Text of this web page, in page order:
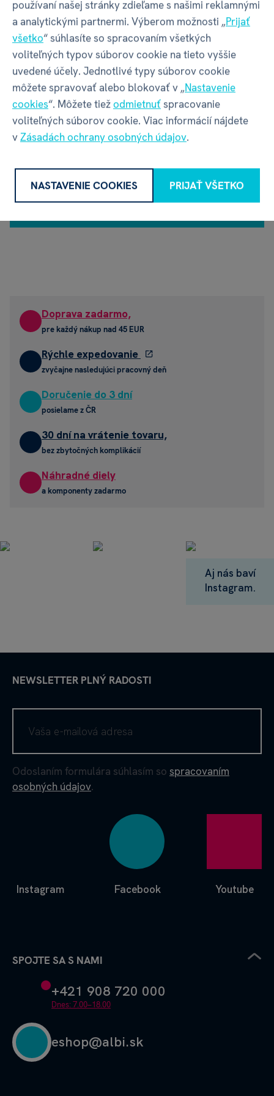
Filtrovať
Kategória
Spoločenské hry
Značka
Tactic Zrušit všechny filtry
NEBOLI NÁJDENÉ ŽIADNE PRODUKTY
Doprava zadarmo,
pre každý nákup nad 45 EUR
Rýchle expedovanie
zvyčajne nasledujúci pracovný deň
Doručenie do 3 dní
posielame z ČR
30 dní na vrátenie tovaru,
bez zbytočných komplikácií
Náhradné diely
a komponenty zadarmo
Aj nás baví
Instagram.
NEWSLETTER PLNÝ RADOSTI
Odoslaním formulára súhlasím so spracovaním
osobných údajov.
Facebook
Instagram Youtube
SPOJTE SA S NAMI
+421 908 720 000
Dnes: 7.00–18.00
eshop@albi.sk
používaní našej stránky zdieľame s našimi reklamnými
a analytickými partnermi. Výberom možnosti „Prijať
všetko“ súhlasíte so spracovaním všetkých
voliteľných typov súborov cookie na tieto vyššie
uvedené účely. Jednotlivé typy súborov cookie
môžete spravovať alebo blokovať v „Nastavenie
cookies“. Môžete tiežodmietnuťspracovanie
voliteľných súborov cookie. Viac informácií nájdete
vZásadách ochrany osobných údajov.
NASTAVENIE COOKIES PRIJAŤ VŠETKO